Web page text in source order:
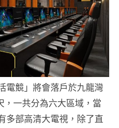
電競」將會落戶於九龍灣
，一共分為六大區域，當
多部高清大電視，除了直